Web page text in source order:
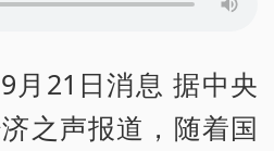
月21日消息 据中央
之声报道，随着国